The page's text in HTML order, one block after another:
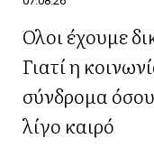
Όλοι έχουμε
Γιατί η
σύνδρομα
λίγο καιρό